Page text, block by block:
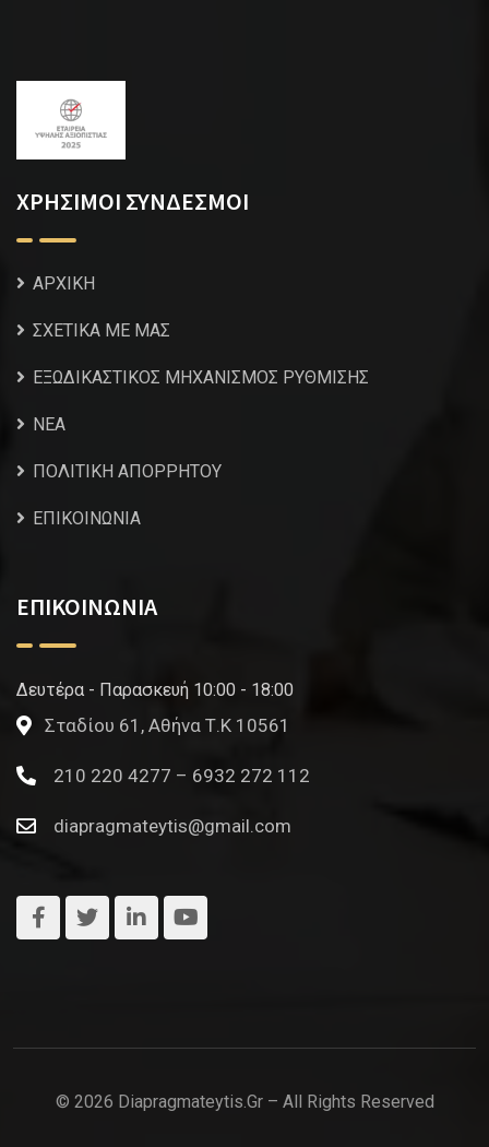
ΧΡΗΣΙΜΟΙ ΣΥΝΔΕΣΜΟΙ
ΑΡΧΙΚΗ
ΣΧΕΤΙΚΑ ΜΕ ΜΑΣ
ΕΞΩΔΙΚΑΣΤΙΚΟΣ ΜΗΧΑΝΙΣΜΟΣ ΡΥΘΜΙΣΗΣ
NEA
ΠΟΛΙΤΙΚΗ ΑΠΟΡΡΗΤΟΥ
ΕΠΙΚΟΙΝΩΝΙΑ
ΕΠΙΚΟΙΝΩΝΙΑ
Δευτέρα - Παρασκευή 10:00 - 18:00
Σταδίου 61, Αθήνα Τ.Κ 10561
210 220 4277 – 6932 272 112
diapragmateytis@gmail.com
© 2026 Diapragmateytis.gr – All Rights Reserved